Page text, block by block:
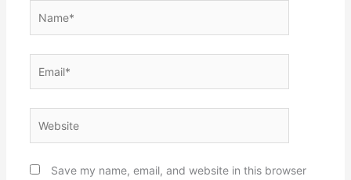
Save my name, email, and website in this browser